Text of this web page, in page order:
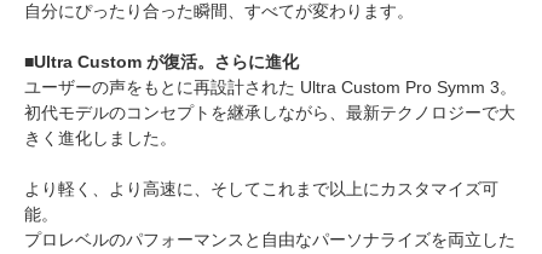
自分にぴったり合った瞬間、すべてが変わります。
■Ultra Custom が復活。さらに進化
ユーザーの声をもとに再設計された Ultra Custom Pro Symm 3。
初代モデルのコンセプトを継承しながら、最新テクノロジーで大
きく進化しました。
より軽く、より高速に、そしてこれまで以上にカスタマイズ可
能。
プロレベルのパフォーマンスと自由なパーソナライズを両立した